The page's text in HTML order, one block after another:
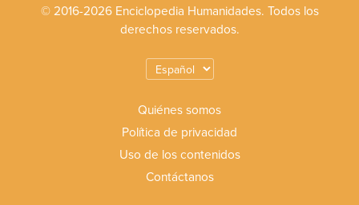
© 2016-2026 Enciclopedia Humanidades. Todos los
derechos reservados.
Quiénes somos
Política de privacidad
Uso de los contenidos
Contáctanos